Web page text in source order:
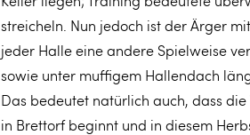
streicheln. Nun jedoch ist der Ärger
jeder Halle eine andere Spielweise
sowie unter muffigem Hallendach
Das bedeutet natürlich auch, dass
in Brettorf beginnt und in diesem